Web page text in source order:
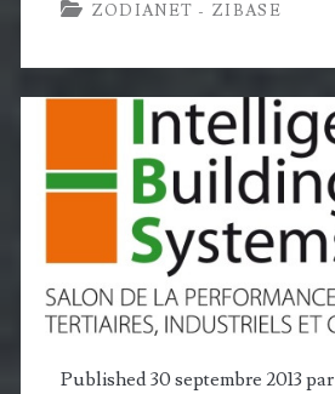
:
Zodianet
propose
les
premières
box
compatibles
Z-
Wave
ZODIANET - ZIBASE
Published 30 septembre 2013 par